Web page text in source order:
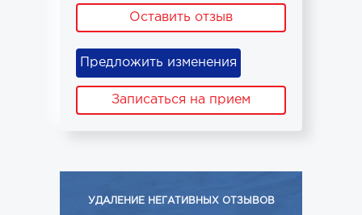
Оставить отзыв
Предложить изменения
Записаться на прием
УДАЛЕНИЕ НЕГАТИВНЫХ ОТЗЫВОВ